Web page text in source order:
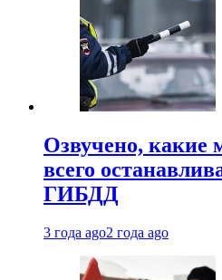
Озвучено,
всего
ГИБДД
3 года ago2 года ago